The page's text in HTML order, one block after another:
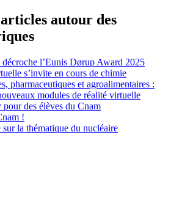
autour des
l’Eunis Dørup Award 2025
s’invite en cours de chimie
pharmaceutiques et agroalimentaires :
modules de réalité virtuelle
des élèves du Cnam
!
la thématique du nucléaire